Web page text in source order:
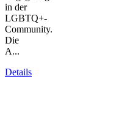
in der
LGBTQ+-
Community.
Die
A...
Details